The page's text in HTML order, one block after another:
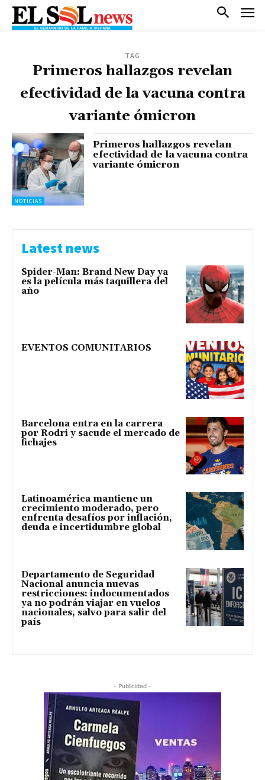
TAG
Primeros hallazgos revelan
efectividad de la vacuna contra
variante ómicron
NOTICIAS
Primeros hallazgos revelan
efectividad de la vacuna contra
variante ómicron
Latest news
Spider-Man: Brand New Day ya
es la película más taquillera del
año
EVENTOS COMUNITARIOS
Barcelona entra en la carrera
por Rodri y sacude el mercado de
fichajes
Latinoamérica mantiene un
crecimiento moderado, pero
enfrenta desafíos por inflación,
deuda e incertidumbre global
Departamento de Seguridad
Nacional anuncia nuevas
restricciones: indocumentados
ya no podrán viajar en vuelos
nacionales, salvo para salir del
país
- Publicidad -